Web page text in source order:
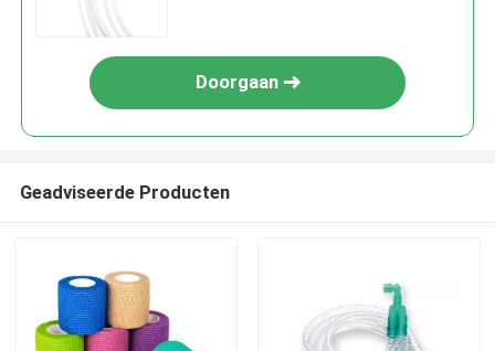
Doorgaan
Geadviseerde Producten